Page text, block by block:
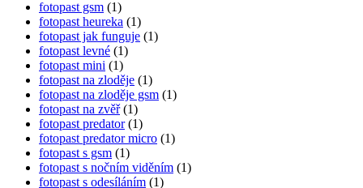
fotopast gsm (1)
fotopast heureka (1)
fotopast jak funguje (1)
fotopast levné (1)
fotopast mini (1)
fotopast na zloděje (1)
fotopast na zloděje gsm (1)
fotopast na zvěř(1)
fotopast predator(1)
fotopast predator micro (1)
fotopast s gsm (1)
fotopast s nočním viděním (1)
fotopast s odesíláním (1)